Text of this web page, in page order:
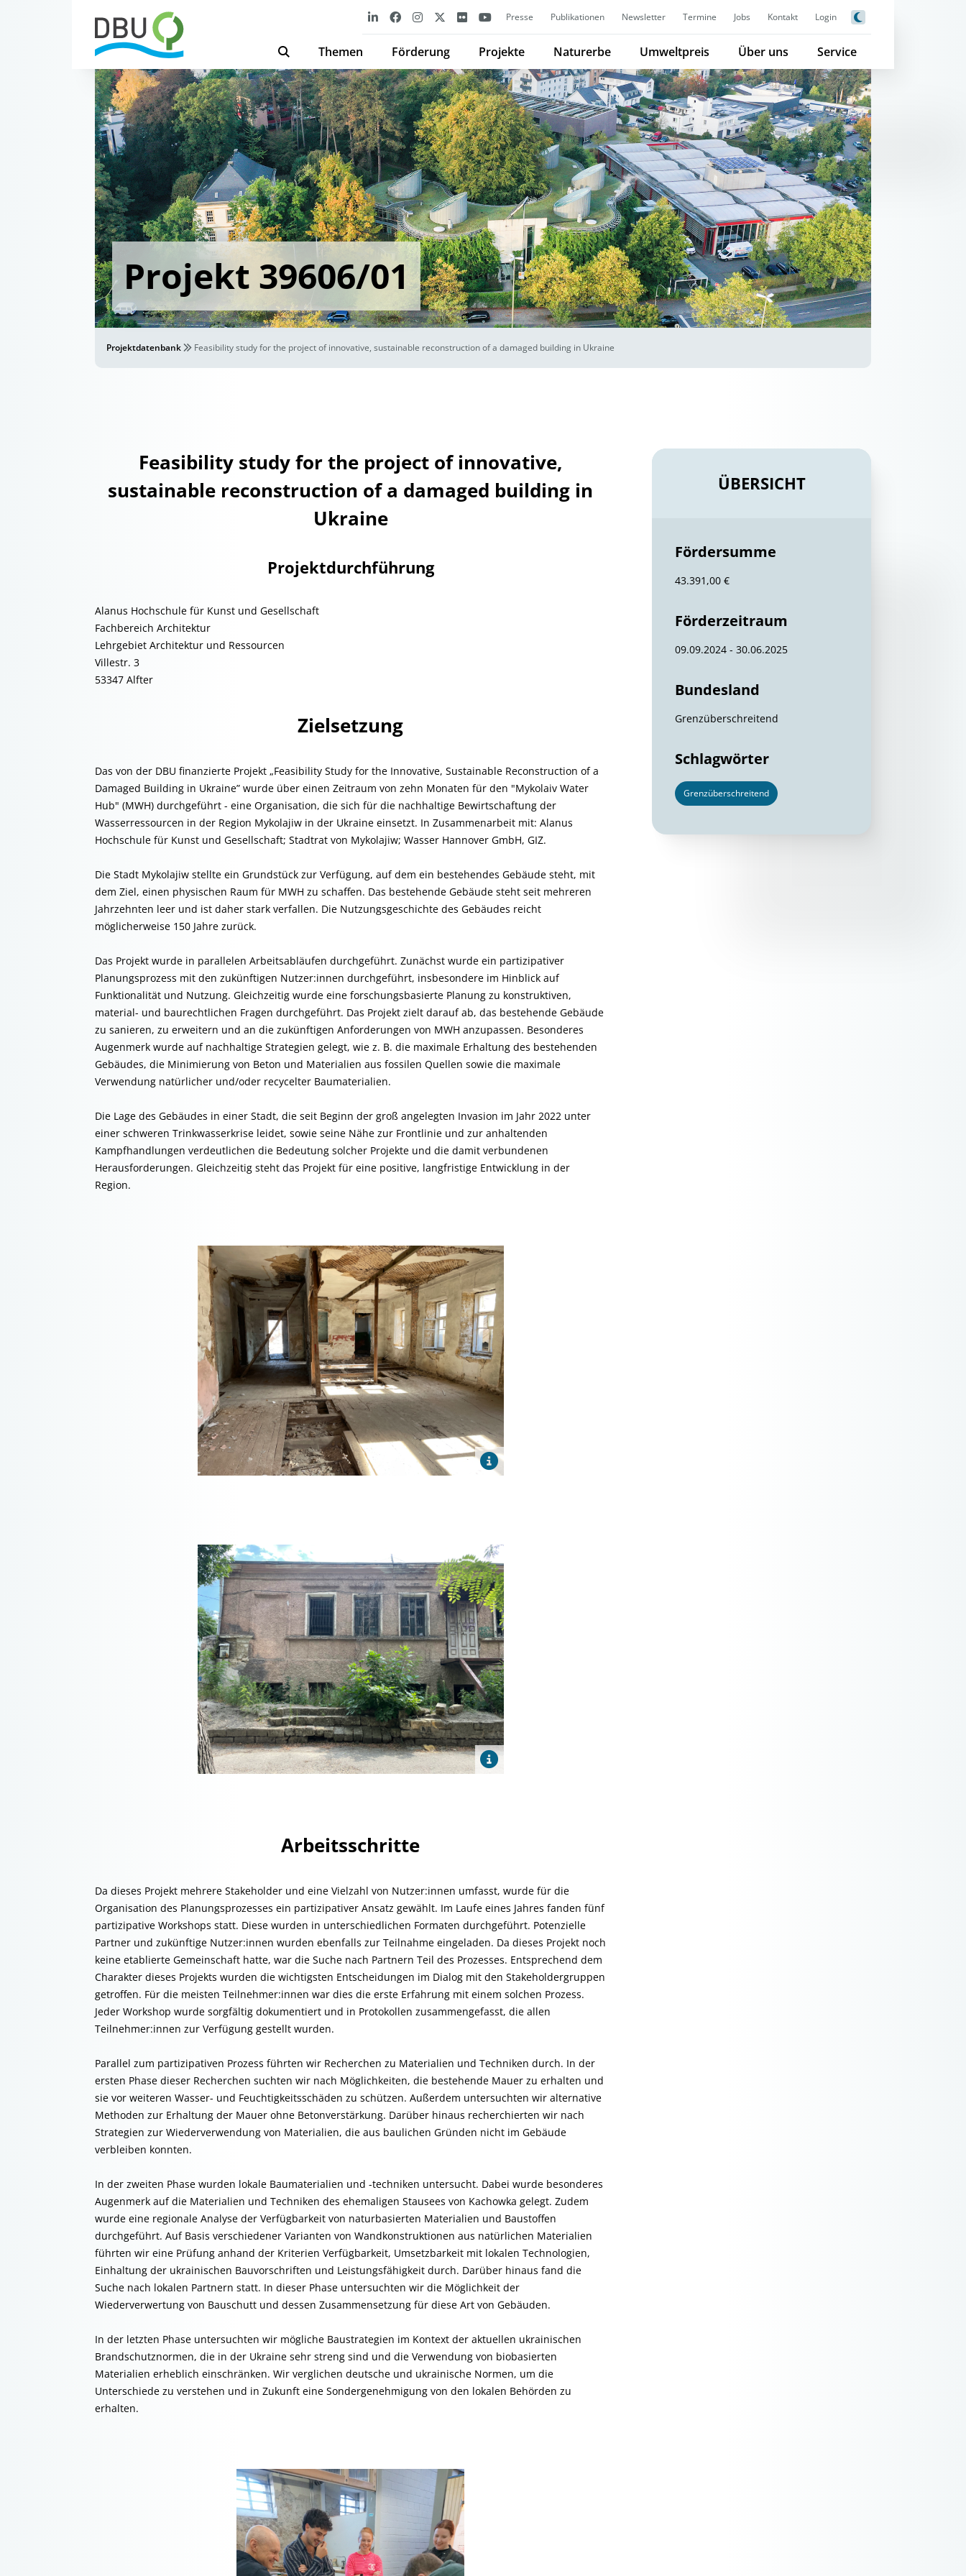
Presse Publikationen Newsletter Termine Jobs Kontakt Login
Themen Förderung Projekte Naturerbe Umweltpreis Über uns Service
Projekt 39606/01
Projektdatenbank Feasibility study for the project of innovative, sustainable reconstruction of a damaged building in Ukraine
Feasibility study for the project of innovative,
sustainable reconstruction of a damaged building in
Ukraine
Projektdurchführung
Alanus Hochschule für Kunst und Gesellschaft
Fachbereich Architektur
Lehrgebiet Architektur und Ressourcen
Villestr. 3
53347 Alfter
Zielsetzung
Das von der DBU finanzierte Projekt „Feasibility Study for the Innovative, Sustainable Reconstruction of a
Damaged Building in Ukraine” wurde über einen Zeitraum von zehn Monaten für den "Mykolaiv Water
Hub" (MWH) durchgeführt - eine Organisation, die sich für die nachhaltige Bewirtschaftung der
Wasserressourcen in der Region Mykolajiw in der Ukraine einsetzt. In Zusammenarbeit mit: Alanus
Hochschule für Kunst und Gesellschaft; Stadtrat von Mykolajiw; Wasser Hannover GmbH, GIZ.
Die Stadt Mykolajiw stellte ein Grundstück zur Verfügung, auf dem ein bestehendes Gebäude steht, mit
dem Ziel, einen physischen Raum für MWH zu schaffen. Das bestehende Gebäude steht seit mehreren
Jahrzehnten leer und ist daher stark verfallen. Die Nutzungsgeschichte des Gebäudes reicht
möglicherweise 150 Jahre zurück.
Das Projekt wurde in parallelen Arbeitsabläufen durchgeführt. Zunächst wurde ein partizipativer
Planungsprozess mit den zukünftigen Nutzer:innen durchgeführt, insbesondere im Hinblick auf
Funktionalität und Nutzung. Gleichzeitig wurde eine forschungsbasierte Planung zu konstruktiven,
material- und baurechtlichen Fragen durchgeführt. Das Projekt zielt darauf ab, das bestehende Gebäude
zu sanieren, zu erweitern und an die zukünftigen Anforderungen von MWH anzupassen. Besonderes
Augenmerk wurde auf nachhaltige Strategien gelegt, wie z. B. die maximale Erhaltung des bestehenden
Gebäudes, die Minimierung von Beton und Materialien aus fossilen Quellen sowie die maximale
Verwendung natürlicher und/oder recycelter Baumaterialien.
Die Lage des Gebäudes in einer Stadt, die seit Beginn der groß angelegten Invasion im Jahr 2022 unter
einer schweren Trinkwasserkrise leidet, sowie seine Nähe zur Frontlinie und zur anhaltenden
Kampfhandlungen verdeutlichen die Bedeutung solcher Projekte und die damit verbundenen
Herausforderungen. Gleichzeitig steht das Projekt für eine positive, langfristige Entwicklung in der
Region.
Arbeitsschritte
Da dieses Projekt mehrere Stakeholder und eine Vielzahl von Nutzer:innen umfasst, wurde für die
Organisation des Planungsprozesses ein partizipativer Ansatz gewählt. Im Laufe eines Jahres fanden fünf
partizipative Workshops statt. Diese wurden in unterschiedlichen Formaten durchgeführt. Potenzielle
Partner und zukünftige Nutzer:innen wurden ebenfalls zur Teilnahme eingeladen. Da dieses Projekt noch
keine etablierte Gemeinschaft hatte, war die Suche nach Partnern Teil des Prozesses. Entsprechend dem
Charakter dieses Projekts wurden die wichtigsten Entscheidungen im Dialog mit den Stakeholdergruppen
getroffen. Für die meisten Teilnehmer:innen war dies die erste Erfahrung mit einem solchen Prozess.
Jeder Workshop wurde sorgfältig dokumentiert und in Protokollen zusammengefasst, die allen
Teilnehmer:innen zur Verfügung gestellt wurden.
Parallel zum partizipativen Prozess führten wir Recherchen zu Materialien und Techniken durch. In der
ersten Phase dieser Recherchen suchten wir nach Möglichkeiten, die bestehende Mauer zu erhalten und
sie vor weiteren Wasser- und Feuchtigkeitsschäden zu schützen. Außerdem untersuchten wir alternative
Methoden zur Erhaltung der Mauer ohne Betonverstärkung. Darüber hinaus recherchierten wir nach
Strategien zur Wiederverwendung von Materialien, die aus baulichen Gründen nicht im Gebäude
verbleiben konnten.
In der zweiten Phase wurden lokale Baumaterialien und -techniken untersucht. Dabei wurde besonderes
Augenmerk auf die Materialien und Techniken des ehemaligen Stausees von Kachowka gelegt. Zudem
wurde eine regionale Analyse der Verfügbarkeit von naturbasierten Materialien und Baustoffen
durchgeführt. Auf Basis verschiedener Varianten von Wandkonstruktionen aus natürlichen Materialien
führten wir eine Prüfung anhand der Kriterien Verfügbarkeit, Umsetzbarkeit mit lokalen Technologien,
Einhaltung der ukrainischen Bauvorschriften und Leistungsfähigkeit durch. Darüber hinaus fand die
Suche nach lokalen Partnern statt. In dieser Phase untersuchten wir die Möglichkeit der
Wiederverwertung von Bauschutt und dessen Zusammensetzung für diese Art von Gebäuden.
In der letzten Phase untersuchten wir mögliche Baustrategien im Kontext der aktuellen ukrainischen
Brandschutznormen, die in der Ukraine sehr streng sind und die Verwendung von biobasierten
Materialien erheblich einschränken. Wir verglichen deutsche und ukrainische Normen, um die
Unterschiede zu verstehen und in Zukunft eine Sondergenehmigung von den lokalen Behörden zu
erhalten.
ÜBERSICHT
Fördersumme
43.391,00 €
Förderzeitraum
09.09.2024 - 30.06.2025
Bundesland
Grenzüberschreitend
Schlagwörter
Grenzüberschreitend